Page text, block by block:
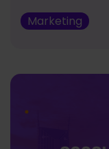
Marketing